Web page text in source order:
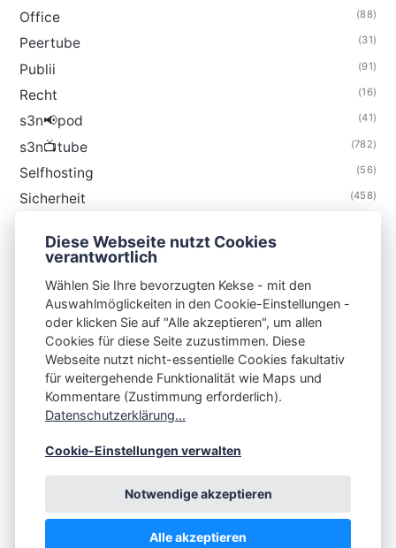
Office (88)
Peertube (31)
Publii (91)
Recht (16)
s3n📢pod (41)
s3n📺tube (782)
Selfhosting (56)
Sicherheit (458)
Thunderbird
S3N🧩NET
Integrating Open-Source Blog Network (iOSBN)
Impressum
Kontakt
Diese Webseite nutzt Cookies
verantwortlich
Wählen Sie Ihre bevorzugten Kekse - mit den
Auswahlmöglickeiten in den Cookie-Einstellungen -
oder klicken Sie auf "Alle akzeptieren", um allen
Cookies für diese Seite zuzustimmen. Diese
Webseite nutzt nicht-essentielle Cookies fakultativ
für weitergehende Funktionalität wie Maps und
Kommentare (Zustimmung erforderlich).
Datenschutzerklärung...
Cookie-Einstellungen verwalten
Notwendige akzeptieren
Alle akzeptieren